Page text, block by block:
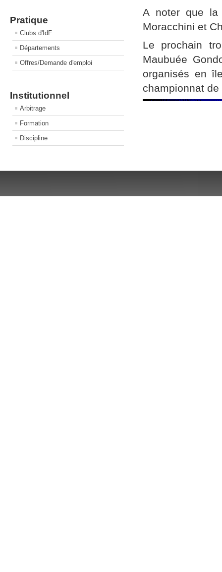
Pratique
Clubs d'IdF
Départements
Offres/Demande d'emploi
Institutionnel
Arbitrage
Formation
Discipline
A noter que la
Moracchini et
Le prochain
Maubuée
organisés en
championnat